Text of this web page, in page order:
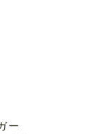
でO
ー